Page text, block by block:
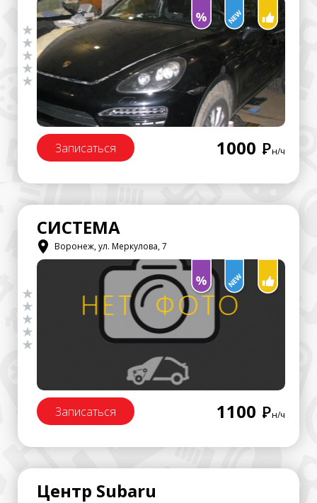
Записаться 1000 Рн/ч
СИСТЕМА
Воронеж, ул. Меркулова, 7
Записаться 1100 Рн/ч
Центр Subaru